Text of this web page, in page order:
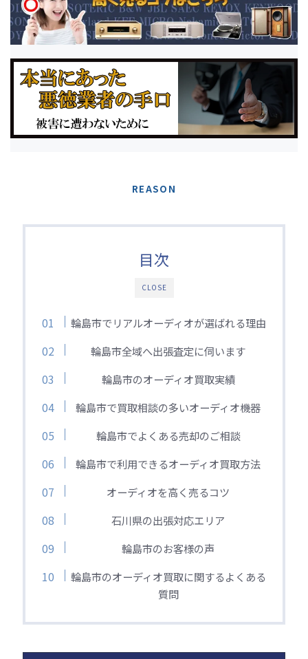
REASON
CLOSE
目次
輪島市でリアルオーディオが選ばれる理由
輪島市全域へ出張査定に伺います
輪島市のオーディオ買取実績
輪島市で買取相談の多いオーディオ機器
輪島市でよくある売却のご相談
輪島市で利用できるオーディオ買取方法
オーディオを高く売るコツ
石川県の出張対応エリア
輪島市のお客様の声
輪島市のオーディオ買取に関するよくある
質問